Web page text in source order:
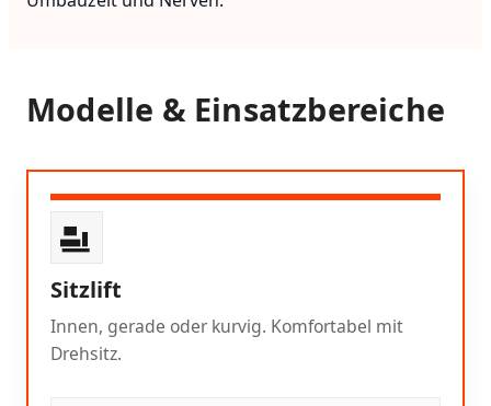
Modelle & Einsatzbereiche
Sitzlift
Innen, gerade oder kurvig. Komfortabel mit
Drehsitz.